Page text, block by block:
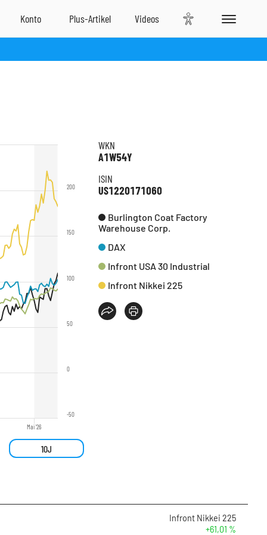
Mai '26
-50
0
50
100
150
200
10J
WKN
A1W54Y
ISIN
US1220171060
Burlington Coat Factory
Warehouse Corp.
DAX
Infront USA 30 Industrial
Infront Nikkei 225
Infront Nikkei 225
+61,01 %